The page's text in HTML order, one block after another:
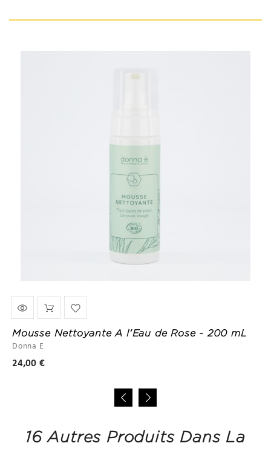
Mousse Nettoyante A l'Eau de Rose - 200 mL
Donna E
24,00 €
16 Autres Produits Dans La